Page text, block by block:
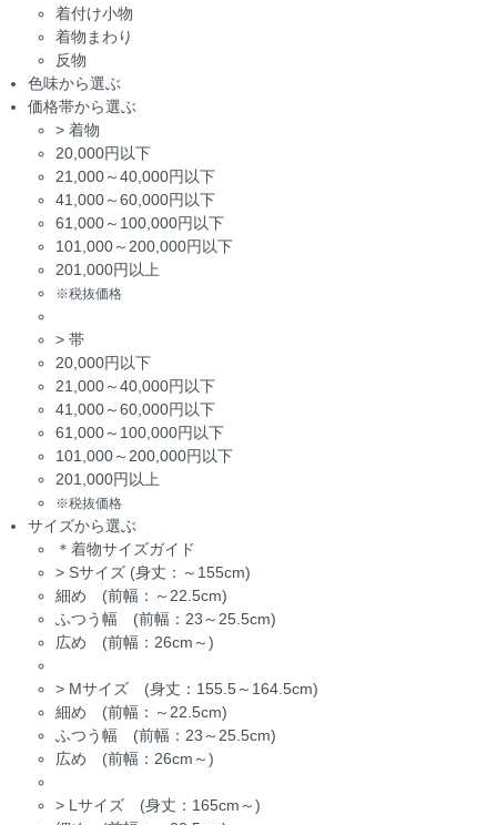
着付け小物
着物まわり
反物
色味から選ぶ
価格帯から選ぶ
> 着物
20,000円以下
21,000～40,000円以下
41,000～60,000円以下
61,000～100,000円以下
101,000～200,000円以下
201,000円以上
※税抜価格
> 帯
20,000円以下
21,000～40,000円以下
41,000～60,000円以下
61,000～100,000円以下
101,000～200,000円以下
201,000円以上
※税抜価格
サイズから選ぶ
＊着物サイズガイド
> Sサイズ (身丈：～155cm)
細め (前幅：～22.5cm)
ふつう幅 (前幅：23～25.5cm)
広め (前幅：26cm～)
> Mサイズ (身丈：155.5～164.5cm)
細め (前幅：～22.5cm)
ふつう幅 (前幅：23～25.5cm)
広め (前幅：26cm～)
> Lサイズ (身丈：165cm～)